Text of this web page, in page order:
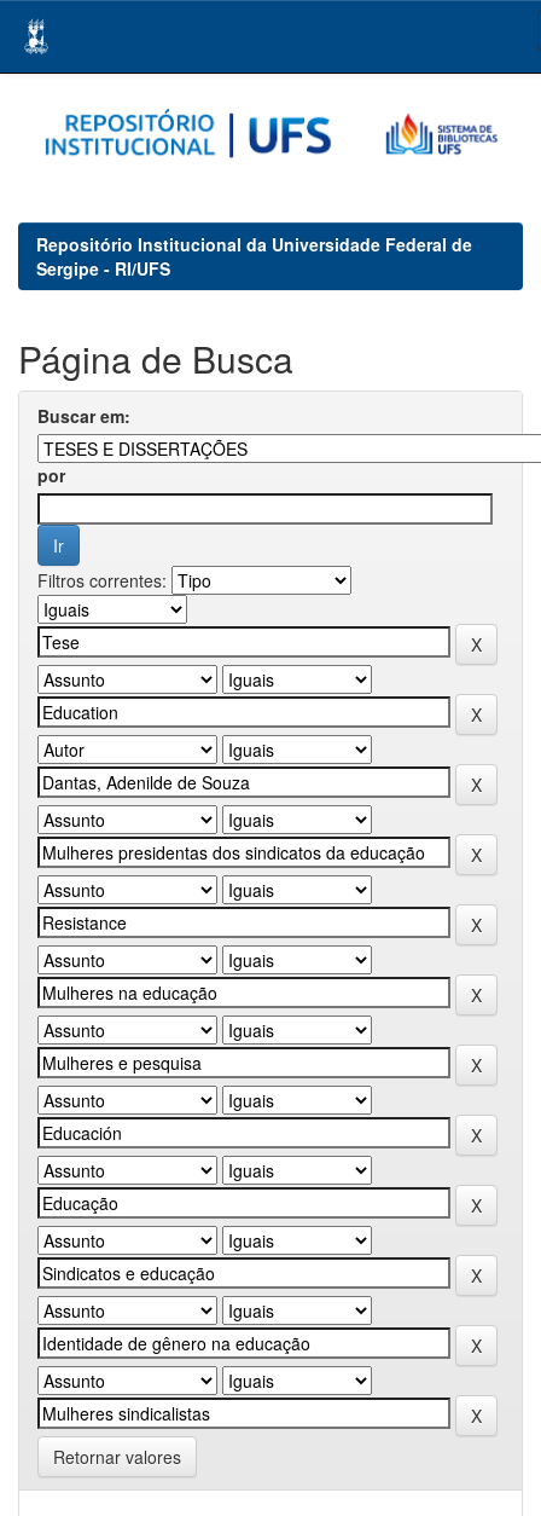
navigation
Repositório Institucional da Universidade Federal de
Sergipe - RI/UFS
Página de Busca
Buscar em:
por
Filtros correntes:
Retornar valores